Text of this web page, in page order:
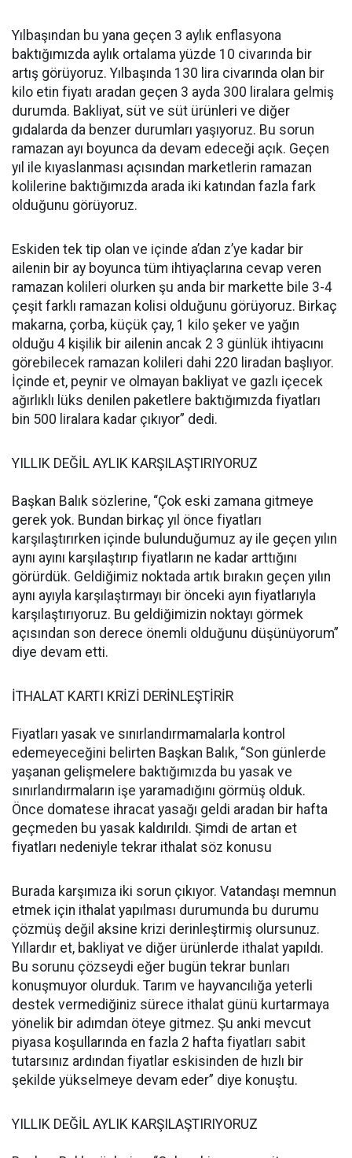
Yılbaşından bu yana geçen 3 aylık enflasyona
baktığımızda aylık ortalama yüzde 10 civarında bir
artış görüyoruz. Yılbaşında 130 lira civarında olan bir
kilo etin fiyatı aradan geçen 3 ayda 300 liralara gelmiş
durumda. Bakliyat, süt ve süt ürünleri ve diğer
gıdalarda da benzer durumları yaşıyoruz. Bu sorun
ramazan ayı boyunca da devam edeceği açık. Geçen
yıl ile kıyaslanması açısından marketlerin ramazan
kolilerine baktığımızda arada iki katından fazla fark
olduğunu görüyoruz.
Eskiden tek tip olan ve içinde a’dan z’ye kadar bir
ailenin bir ay boyunca tüm ihtiyaçlarına cevap veren
ramazan kolileri olurken şu anda bir markette bile 3-4
çeşit farklı ramazan kolisi olduğunu görüyoruz. Birkaç
makarna, çorba, küçük çay, 1 kilo şeker ve yağın
olduğu 4 kişilik bir ailenin ancak 2 3 günlük ihtiyacını
görebilecek ramazan kolileri dahi 220 liradan başlıyor.
İçinde et, peynir ve olmayan bakliyat ve gazlı içecek
ağırlıklı lüks denilen paketlere baktığımızda fiyatları
bin 500 liralara kadar çıkıyor” dedi.
YILLIK DEĞİL AYLIK KARŞILAŞTIRIYORUZ
Başkan Balık sözlerine, “Çok eski zamana gitmeye
gerek yok. Bundan birkaç yıl önce fiyatları
karşılaştırırken içinde bulunduğumuz ay ile geçen yılın
aynı ayını karşılaştırıp fiyatların ne kadar arttığını
görürdük. Geldiğimiz noktada artık bırakın geçen yılın
aynı ayıyla karşılaştırmayı bir önceki ayın fiyatlarıyla
karşılaştırıyoruz. Bu geldiğimizin noktayı görmek
açısından son derece önemli olduğunu düşünüyorum”
diye devam etti.
İTHALAT KARTI KRİZİ DERİNLEŞTİRİR
Fiyatları yasak ve sınırlandırmamalarla kontrol
edemeyeceğini belirten Başkan Balık, “Son günlerde
yaşanan gelişmelere baktığımızda bu yasak ve
sınırlandırmaların işe yaramadığını görmüş olduk.
Önce domatese ihracat yasağı geldi aradan bir hafta
geçmeden bu yasak kaldırıldı. Şimdi de artan et
fiyatları nedeniyle tekrar ithalat söz konusu
Burada karşımıza iki sorun çıkıyor. Vatandaşı memnun
etmek için ithalat yapılması durumunda bu durumu
çözmüş değil aksine krizi derinleştirmiş olursunuz.
Yıllardır et, bakliyat ve diğer ürünlerde ithalat yapıldı.
Bu sorunu çözseydi eğer bugün tekrar bunları
konuşmuyor olurduk. Tarım ve hayvancılığa yeterli
destek vermediğiniz sürece ithalat günü kurtarmaya
yönelik bir adımdan öteye gitmez. Şu anki mevcut
piyasa koşullarında en fazla 2 hafta fiyatları sabit
tutarsınız ardından fiyatlar eskisinden de hızlı bir
şekilde yükselmeye devam eder” diye konuştu.
YILLIK DEĞİL AYLIK KARŞILAŞTIRIYORUZ